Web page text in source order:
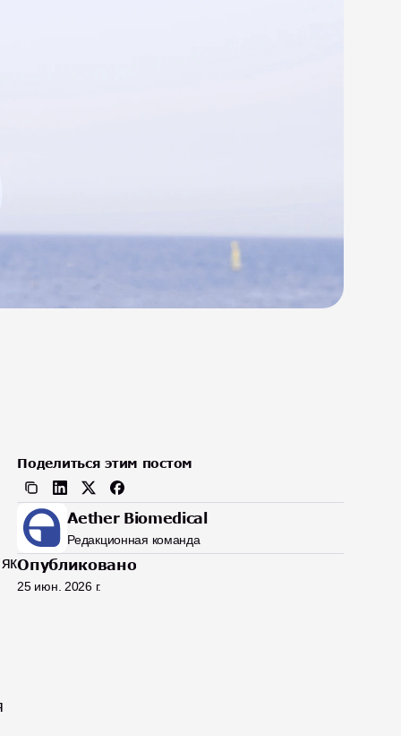
Поделиться этим постом
Aether Biomedical
Редакционная команда
Опубликовано
25 июн. 2026 г.